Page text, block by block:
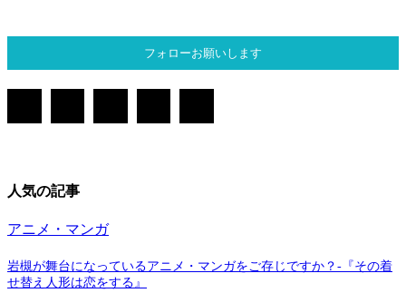
フォローお願いします
人気の記事
アニメ・マンガ
岩槻が舞台になっているアニメ・マンガをご存じですか？-『その着
せ替え人形は恋をする』